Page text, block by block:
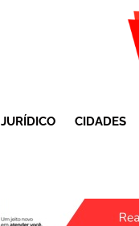
JURÍDICO CIDADES